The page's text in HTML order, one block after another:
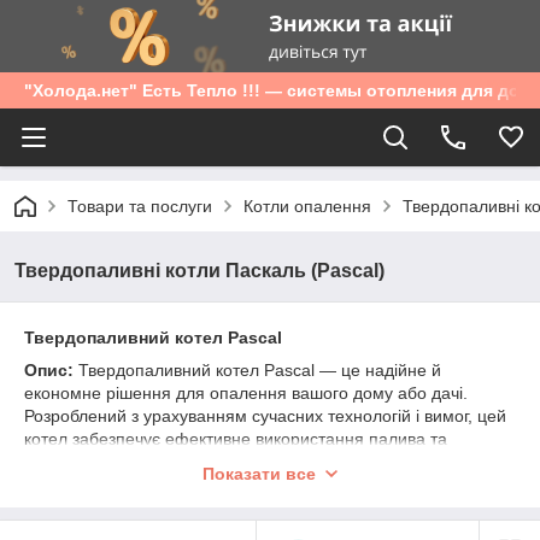
"Холода.нет" Есть Тепло !!! — системы отопления для дома
Товари та послуги Котли опалення Твердопаливні
Твердопаливні котли Паскаль (Pascal)
Твердопаливний котел Pascal
Опис: Твердопаливний котел Pascal — це надійне й
економне рішення для опалення вашого дому або дачі.
Розроблений з урахуванням сучасних технологій і вимог, цей
котел забезпечує ефективне використання палива та
для тих, хто цінує тепло та затишок.
Характеристики:
Показати все